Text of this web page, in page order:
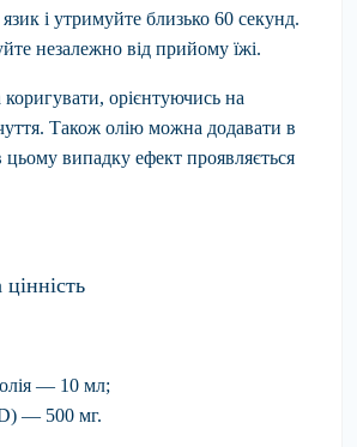
язик і утримуйте близько 60 секунд.
незалежно від прийому їжі.
орієнтуючись на
Також олію можна додавати в
випадку ефект проявляється
— 10 мл;
— 500 мг.